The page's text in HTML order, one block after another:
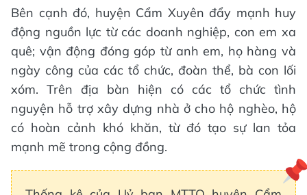
Bên cạnh đó, huyện Cẩm Xuyên đẩy mạnh huy
động nguồn lực từ các doanh nghiệp, con em xa
quê; vận động đóng góp từ anh em, họ hàng và
ngày công của các tổ chức, đoàn thể, bà con lối
xóm. Trên địa bàn hiện có các tổ chức tình
nguyện hỗ trợ xây dựng nhà ở cho hộ nghèo, hộ
có hoàn cảnh khó khăn, từ đó tạo sự lan tỏa
mạnh mẽ trong cộng đồng.